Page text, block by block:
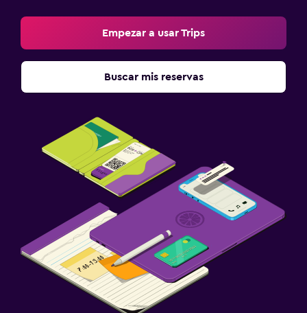
Equipo infantil para zona de juegos al aire libre
Cubierta para piscina
Sala de estar/TV compartida
Reproductor de DVD
Sofá cama
Perchero
Armario o clóset
Empezar a usar Trips
Buscar mis reservas